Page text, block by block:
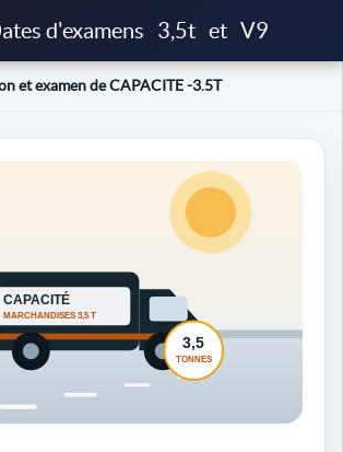
d'examens 3,5t et V9
et examen de CAPACITE -3.5T